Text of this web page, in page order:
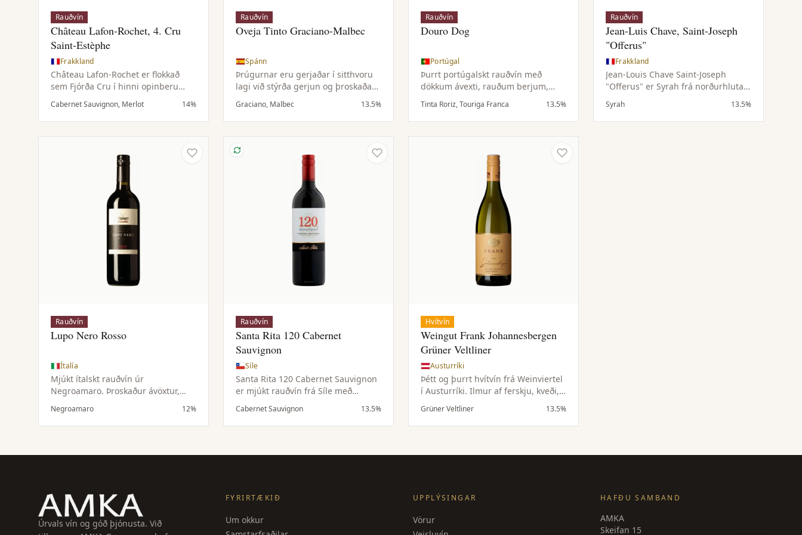
Rauðvín
Château Lafon-Rochet, 4. Cru
Saint-Estèphe
Frakkland
Château Lafon-Rochet er flokkað
sem Fjórða Cru í hinni opinberu
flokkun frá 1855 og framleiðir
jafnan einhver áhugaverðustu vín
Saint-Estèphe. Árleg framleiðsla
Cabernet Sauvignon, Merlot 14%
Rauðvín
Oveja Tinto Graciano-Malbec
Spánn
Þrúgurnar eru gerjaðar í sitthvoru
lagi við stýrða gerjun og þroskaðar
á eikartunnum til að auka dýpt og
fyllingu.
Graciano, Malbec 13.5%
Rauðvín
Douro Dog
Portúgal
Þurrt portúgalskt rauðvín með
dökkum ávexti, rauðum berjum,
kryddi og hóflegri uppbyggingu.
Touriga Nacional gefur dýpt,
Touriga Franca ávaxtaríka mýkt og
Meðalfyllt og þægilegt, góð kynning
á rauðvínum Douro-héraðs.
Tinta Roriz, Touriga Franca 13.5%
Rauðvín
Jean-Luis Chave, Saint-Joseph
"Offerus"
Frakkland
Jean-Louis Chave Saint-Joseph
"Offerus" er Syrah frá norðurhluta
Rhône með brómber, svört kirsuber,
fjólu, svartan pipar, grafít, svartar
ólífur og krydd. Meðalfyllt og vel
Syrah 13.5%
Rauðvín
Lupo Nero Rosso
Ítalía
Mjúkt ítalskt rauðvín úr
Negroamaro. Þroskaður ávöxtur,
eftirbragð. Hentar vel með pasta,
grilluðum mat, pítsu og ostum.
Negroamaro 12%
Rauðvín
Santa Rita 120 Cabernet
Sauvignon
Síle
Santa Rita 120 Cabernet Sauvignon
er mjúkt rauðvín frá Síle með
þroskuðum kirsuberjum, dökkum
ávexti, vanillu, tóbaki og mildu
kryddi. Safaríkt, ferskt og
Cabernet Sauvignon 13.5%
Hvítvín
Weingut Frank Johannesbergen
Grüner Veltliner
Austurríki
Þétt og þurrt hvítvín frá Weinviertel
í Austurríki. Ilmur af ferskju, kveði,
papæju, sítrus, hvítum pipar og
steinefnum. Meðalfylling, góð sýra
og langt þurrt eftirbragð.
Grüner Veltliner 13.5%
Úrvals vín og góð þjónusta. Við
FYRIRTÆKIÐ
Um okkur
UPPLÝSINGAR
Vörur
HAFÐU SAMBAND
AMKA
Skeifan 15